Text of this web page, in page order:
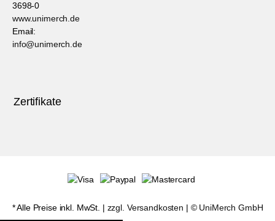
3698-0
www.unimerch.de
Email:
info@unimerch.de
Zertifikate
* Alle Preise inkl. MwSt. | zzgl. Versandkosten | © UniMerch GmbH